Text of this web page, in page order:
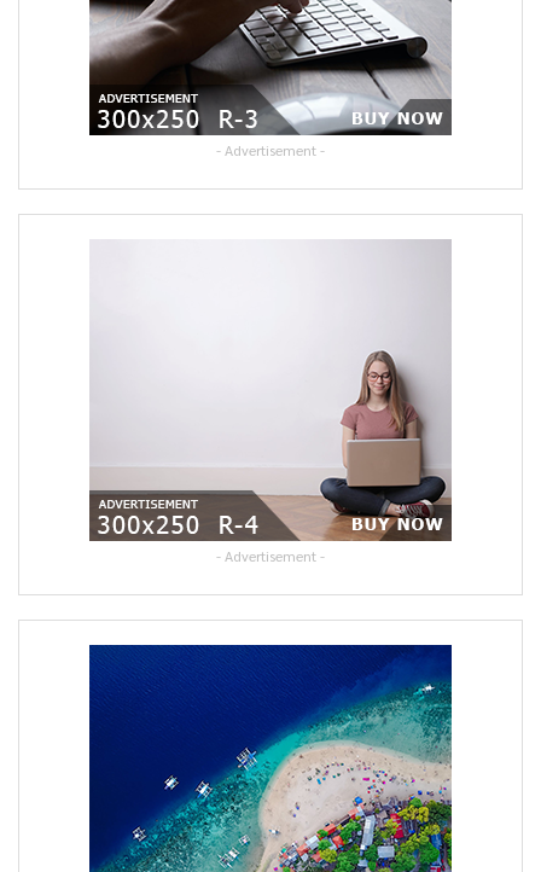
- Advertisement -
- Advertisement -